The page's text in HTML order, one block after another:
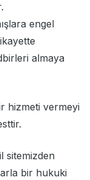
engel
almaya
hizmeti vermeyi
sitemizden
bir hukuki